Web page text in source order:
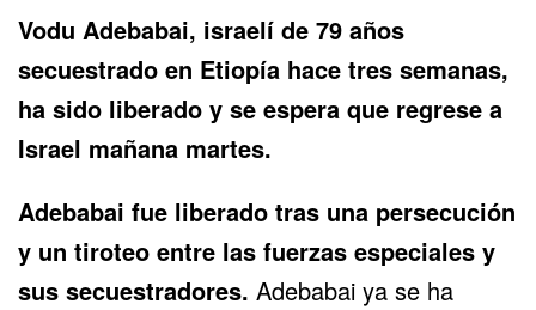
Vodu Adebabai, israelí de 79 años
secuestrado en Etiopía hace tres semanas,
ha sido liberado y se espera que regrese a
Israel mañana martes.
Adebabai fue liberado tras una persecución
y un tiroteo entre las fuerzas especiales y
sus secuestradores. Adebabai ya se ha